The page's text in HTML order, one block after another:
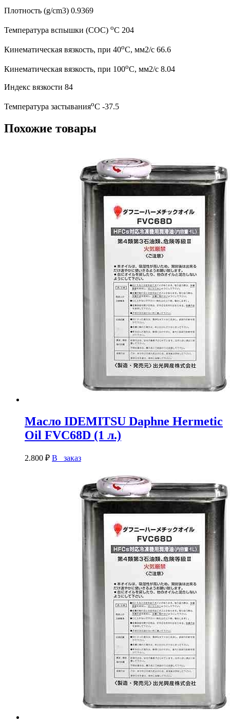
Плотность (g/cm3) 0.9369
Температура вспышки (COC) оС 204
Кинематическая вязкость, при 40оС, мм2/с 66.6
Кинематическая вязкость, при 100оС, мм2/с 8.04
Индекс вязкости 84
Температура застыванияоС -37.5
Похожие товары
Масло IDEMITSU Daphne Hermetic
Oil FVC68D (1 л.)
2.800 ₽ В заказ